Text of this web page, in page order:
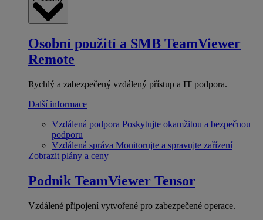
Osobní použití a SMB TeamViewer
Remote
Rychlý a zabezpečený vzdálený přístup a IT podpora.
Další informace
Vzdálená podpora Poskytujte okamžitou a bezpečnou
podporu
Vzdálená správa Monitorujte a spravujte zařízení
Zobrazit plány a ceny
Podnik TeamViewer Tensor
Vzdálené připojení vytvořené pro zabezpečené operace.